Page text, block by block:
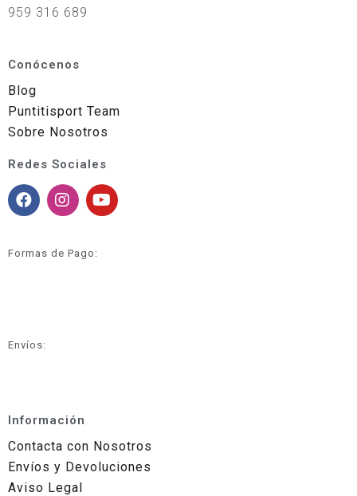
959 316 689
Conócenos
Blog
Puntitisport Team
Sobre Nosotros
Redes Sociales
Formas de Pago:
Envíos:
Información
Contacta con Nosotros
Envíos y Devoluciones
Aviso Legal